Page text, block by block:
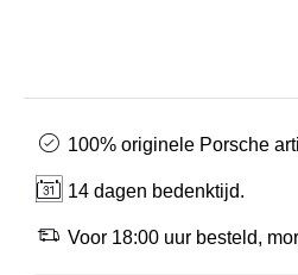
100% originele Porsche
14 dagen bedenktijd.
Voor 18:00 uur besteld,